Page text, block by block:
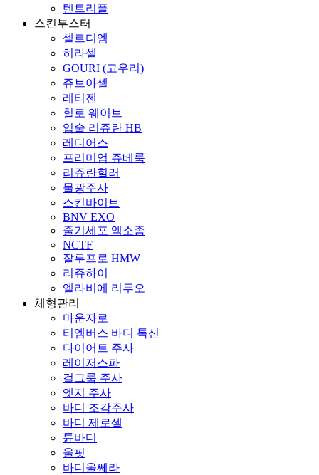
텐트리플
스킨부스터
셀르디엠
히라셀
GOURI (고우리)
쥬브아셀
레티젠
힐로 웨이브
입술 리쥬란 HB
레디어스
프리미엄 쥬베룩
리쥬란힐러
물광주사
스킨바이브
BNV EXO
줄기세포 엑소좀
NCTF
잘루프로 HMW
리쥬하이
엘라비에 리투오
체형관리
마운자로
티엠버스 바디 톡신
다이어트 주사
레이저스파
걸그룹 주사
엣지 주사
바디 조각주사
바디 제로셀
튠바디
울핏
바디울쎄라